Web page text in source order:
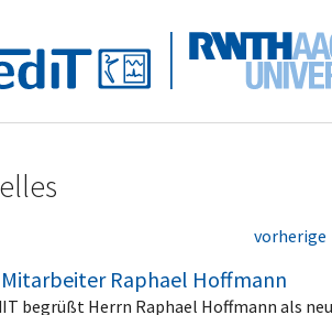
vorherige
Raphael Hoffmann
begrüßt Herrn Raphael Hoffmann als